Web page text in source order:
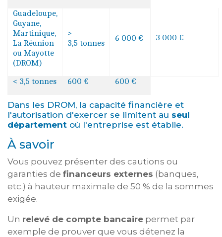
Guadeloupe,
Guyane,
Martinique,
La Réunion
ou Mayotte
(DROM)
>
3,5 tonnes
6 000 € 3 000 €
< 3,5 tonnes 600 € 600 €
Dans les DROM, la capacité financière et
l'autorisation d'exercer se limitent au seul
département où l'entreprise est établie.
À savoir
Vous pouvez présenter des cautions ou
garanties de financeurs externes (banques,
etc.) à hauteur maximale de 50 % de la sommes
exigée.
Un relevé de compte bancaire permet par
exemple de prouver que vous détenez la